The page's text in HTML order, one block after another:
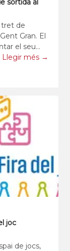
sortida al
tret de
Gran. El
el seu
sala Josep
Llegir més →
joc
de jocs,